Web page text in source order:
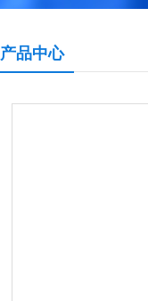
产品中心